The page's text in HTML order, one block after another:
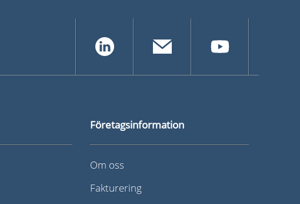
Företagsinformation
Om oss
Fakturering